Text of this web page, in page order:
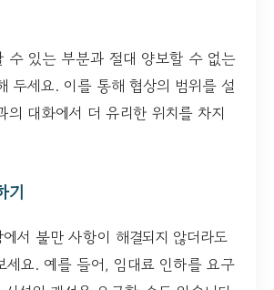
수 있는 부분과 절대 양보할 수 없는
두세요. 이를 통해 협상의 범위를 설
의 대화에서 더 유리한 위치를 차지
기
서 불만 사항이 해결되지 않더라도
세요. 예를 들어, 임대료 인하를 요구